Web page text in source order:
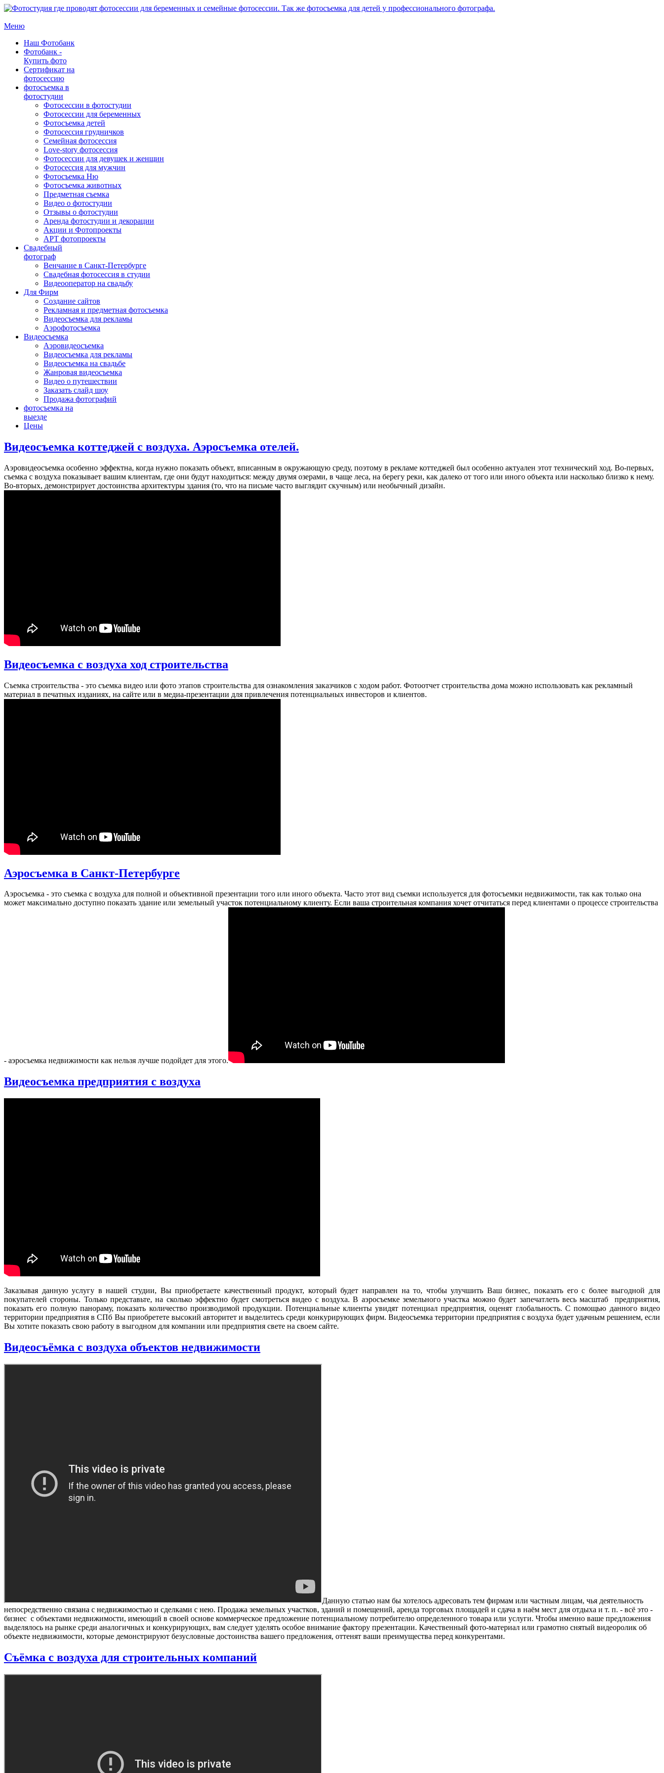
Меню
Наш Фотобанк
Фотобанк -
Купить фото
Сертификат на
фотосессию
фотосъемка в
фотостудии
Фотосессии в фотостудии
Фотосессии для беременных
Фотосъемка детей
Фотосессия грудничков
Семейная фотосессия
Love-story фотосессия
Фотосессии для девушек и женщин
Фотосессия для мужчин
Фотосъемка Ню
Фотосъемка животных
Предметная съемка
Видео о фотостудии
Отзывы о фотостудии
Аренда фотостудии и декорации
Акции и Фотопроекты
АРТ фотопроекты
Свадебный
фотограф
Венчание в Санкт-Петербурге
Свадебная фотосессия в студии
Видеооператор на свадьбу
Для Фирм
Создание сайтов
Рекламная и предметная фотосъемка
Видеосъемка для рекламы
Аэрофотосъемка
Видеосъемка
Аэровидеосъемка
Видеосъемка для рекламы
Видеосъемка на свадьбе
Жанровая видеосъемка
Видео о путешествии
Заказать слайд шоу
Продажа фотографий
фотосъемка на
выезде
Цены
Видеосъемка коттеджей с воздуха. Аэросъемка отелей.
Аэровидеосъемка особенно эффектна, когда нужно показать объект, вписанным в окружающую среду, поэтому в рекламе коттеджей был особенно актуален этот технический ход. Во-первых,
съемка с воздуха показывает вашим клиентам, где они будут находиться: между двумя озерами, в чаще леса, на берегу реки, как далеко от того или иного объекта или насколько близко к нему.
Во-вторых, демонстрирует достоинства архитектуры здания (то, что на письме часто выглядит скучным) или необычный дизайн.
Видеосъемка с воздуха ход строительства
Съемка строительства - это съемка видео или фото этапов строительства для ознакомления заказчиков с ходом работ. Фотоотчет строительства дома можно использовать как рекламный
материал в печатных изданиях, на сайте или в медиа-презентации для привлечения потенциальных инвесторов и клиентов.
Аэросъемка в Санкт-Петербурге
Аэросъемка - это съемка с воздуха для полной и объективной презентации того или иного объекта. Часто этот вид съемки используется для фотосъемки недвижимости, так как только она
может максимально доступно показать здание или земельный участок потенциальному клиенту. Если ваша строительная компания хочет отчитаться перед клиентами о процессе строительства
- аэросъемка недвижимости как нельзя лучше подойдет для этого.
Видеосъемка предприятия с воздуха
Заказывая данную услугу в нашей студии, Вы приобретаете качественный продукт, который будет направлен на то, чтобы улучшить Ваш бизнес, показать его с более выгодной для
покупателей стороны. Только представьте, на сколько эффектно будет смотреться видео с воздуха. В аэросъемке земельного участка можно будет запечатлеть весь масштаб предприятия,
показать его полную панораму, показать количество производимой продукции. Потенциальные клиенты увидят потенциал предприятия, оценят глобальность. С помощью данного видео
территории предприятия в СПб Вы приобретете высокий авторитет и выделитесь среди конкурирующих фирм. Видеосъемка территории предприятия с воздуха будет удачным решением, если
Вы хотите показать свою работу в выгодном для компании или предприятия свете на своем сайте.
Видеосъёмка с воздуха объектов недвижимости
Данную статью нам бы хотелось адресовать тем фирмам или частным лицам, чья деятельность
непосредственно связана с недвижимостью и сделками с нею. Продажа земельных участков, зданий и помещений, аренда торговых площадей и сдача в наём мест для отдыха и т. п. - всё это -
бизнес с объектами недвижимости, имеющий в своей основе коммерческое предложение потенциальному потребителю определенного товара или услуги. Чтобы именно ваше предложения
выделялось на рынке среди аналогичных и конкурирующих, вам следует уделять особое внимание фактору презентации. Качественный фото-материал или грамотно снятый видеоролик об
объекте недвижимости, которые демонстрируют безусловные достоинства вашего предложения, оттенят ваши преимущества перед конкурентами.
Съёмка с воздуха для строительных компаний